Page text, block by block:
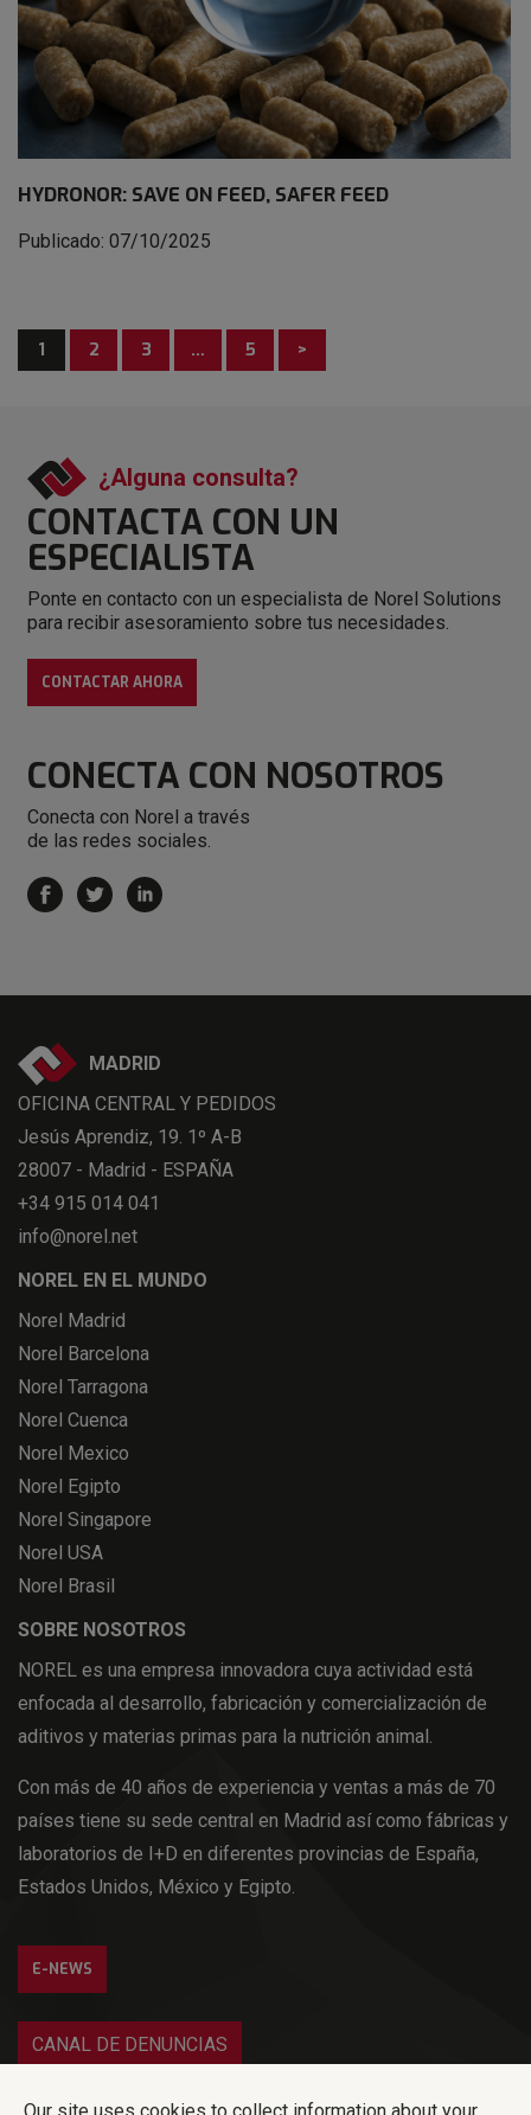
HYDRONOR: SAVE ON FEED, SAFER FEED
Publicado: 07/10/2025
1 2 3 … 5 >
¿Alguna consulta?
CONTACTA CON UN
ESPECIALISTA
Ponte en contacto con un especialista de Norel Solutions
para recibir asesoramiento sobre tus necesidades.
CONTACTAR AHORA
CONECTA CON NOSOTROS
Conecta con Norel a través
de las redes sociales.
MADRID
OFICINA CENTRAL Y PEDIDOS
Jesús Aprendiz, 19. 1º A-B
28007 - Madrid - ESPAÑA
+34 915 014 041
info@norel.net
NOREL EN EL MUNDO
Norel Madrid
Norel Barcelona
Norel Tarragona
Norel Cuenca
Norel Mexico
Norel Egipto
Norel Singapore
Norel USA
Norel Brasil
SOBRE NOSOTROS
NOREL es una empresa innovadora cuya actividad está
enfocada al desarrollo, fabricación y comercialización de
aditivos y materias primas para la nutrición animal.
Con más de 40 años de experiencia y ventas a más de 70
países tiene su sede central en Madrid así como fábricas y
laboratorios de I+D en diferentes provincias de España,
Estados Unidos, México y Egipto.
E-NEWS
CANAL DE DENUNCIAS
Iniciar sesión